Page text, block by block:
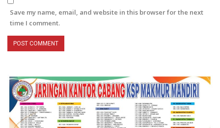
Save my name, email, and website in this browser for the next
time I comment.